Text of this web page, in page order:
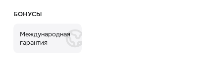
БОНУСЫ
Международная
гарантия